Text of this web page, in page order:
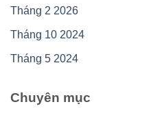
Tháng 2 2026
Tháng 10 2024
Tháng 5 2024
Chuyên mục